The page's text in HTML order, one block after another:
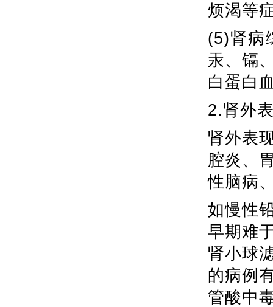
烦渴等
(5)肾病
汞、镉
白蛋白
2.肾外
肾外表
腔炎、
性脑病
如慢性
早期难
肾小球
的病例
管酸中